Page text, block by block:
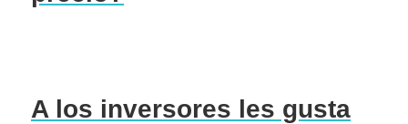
A los inversores les gusta